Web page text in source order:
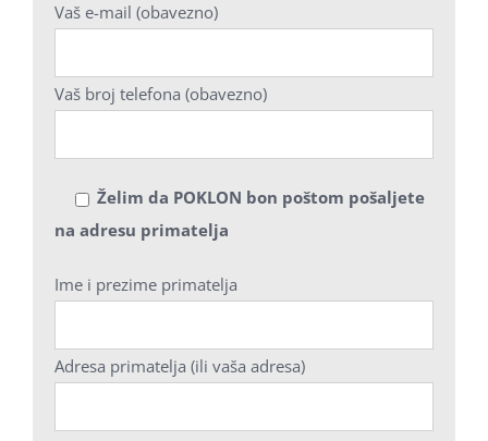
Vaš e-mail (obavezno)
Vaš broj telefona (obavezno)
Želim da POKLON bon poštom pošaljete
na adresu primatelja
Ime i prezime primatelja
Adresa primatelja (ili vaša adresa)